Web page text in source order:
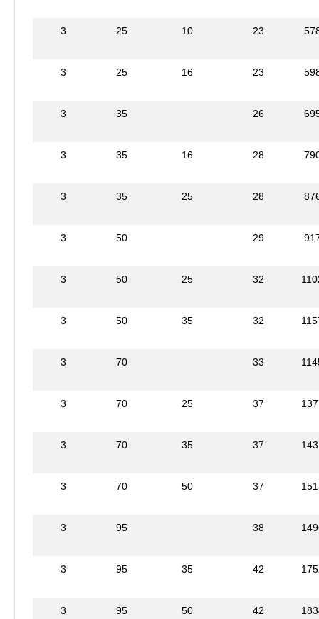
3 25 10 23
3 25 16 23
3 35 26
3 35 16 28
3 35 25 28
3 50 29
3 50 25 32
3 50 35 32
3 70 33
3 70 25 37
3 70 35 37
3 70 50 37
3 95 38
3 95 35 42
3 95 50 42